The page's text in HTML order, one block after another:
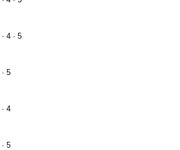
- 4 - 5
- 5
- 4
- 5